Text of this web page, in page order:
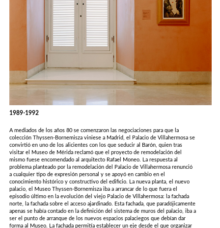
1989-1992
A mediados de los años 80 se comenzaron las negociaciones para que la
colección Thyssen-Bornemisza viniese a Madrid, el Palacio de Villahermosa se
convirtió en uno de los alicientes con los que seducir al Barón, quien tras
visitar el Museo de Mérida reclamó que el proyecto de remodelación del
mismo fuese encomendado al arquitecto Rafael Moneo. La respuesta al
problema planteado por la remodelación del Palacio de Villahermosa renunció
a cualquier tipo de expresión personal y se apoyó en cambio en el
conocimiento histórico y constructivo del edificio. La nueva planta, el nuevo
palacio, el Museo Thyssen-Bornemisza iba a arrancar de lo que fuera el
episodio último en la evolución del viejo Palacio de Villahermosa: la fachada
norte, la fachada sobre el acceso ajardinado. Esta fachada, que paradójicamente
apenas se había contado en la definición del sistema de muros del palacio, iba a
ser el punto de arranque de los nuevos espacios palaciegos que debían dar
forma al Museo. La fachada permitía establecer un eje desde el que organizar